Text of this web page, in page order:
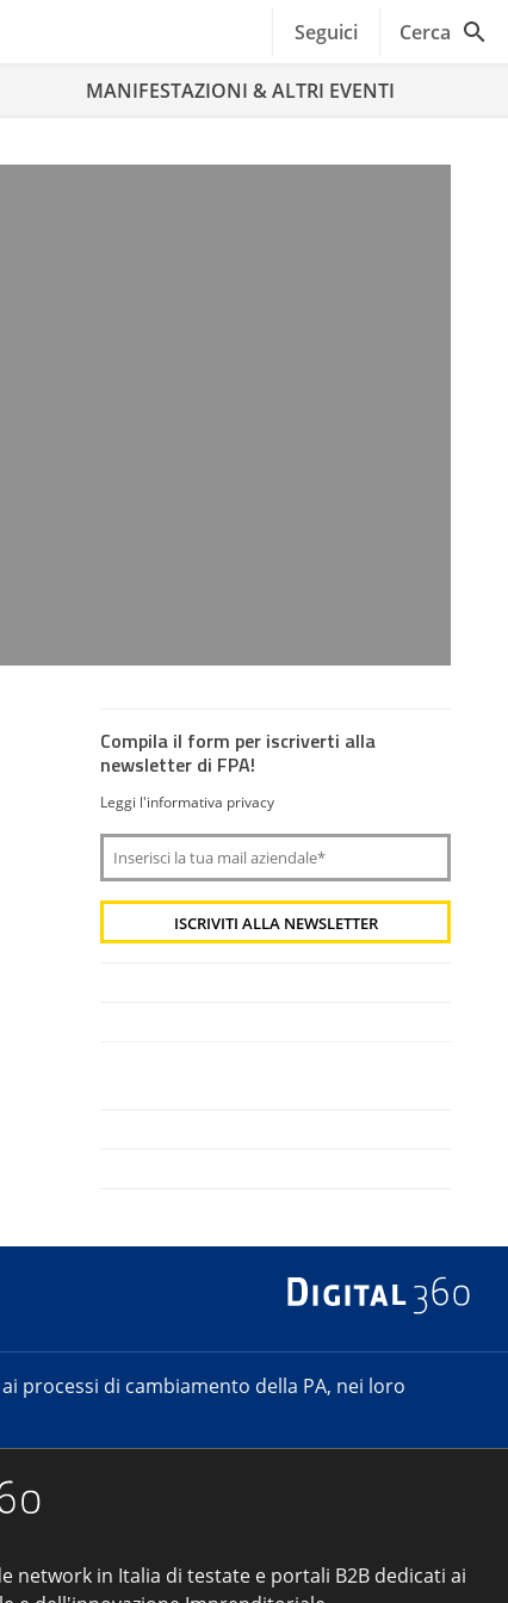
Seguici Cerca
MANIFESTAZIONI & ALTRI EVENTI
Compila il form per iscriverti alla
newsletter di FPA!
Leggi l'informativa privacy
processi di cambiamento della PA, nei loro
network in Italia di testate e portali B2B dedicati ai